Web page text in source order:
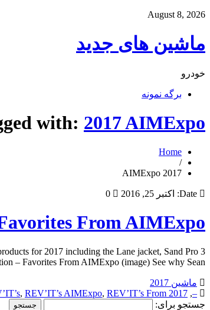
August 8, 2026
ماشین های جدید
خودرو
برگه نمونه
with: 2017 AIMExpo
Home
/
2017 AIMExpo
Date: اکتبر 25, 2016 0
From AIMExpo
for 2017 including the Lane jacket, Sand Pro 3
– Favorites From AIMExpo (image) See why Sean […]
ماشین 2017
–
,
2017 AIMExpo
, REV’IT’s AIMExpo, REV’IT’s From
جستجو برای: